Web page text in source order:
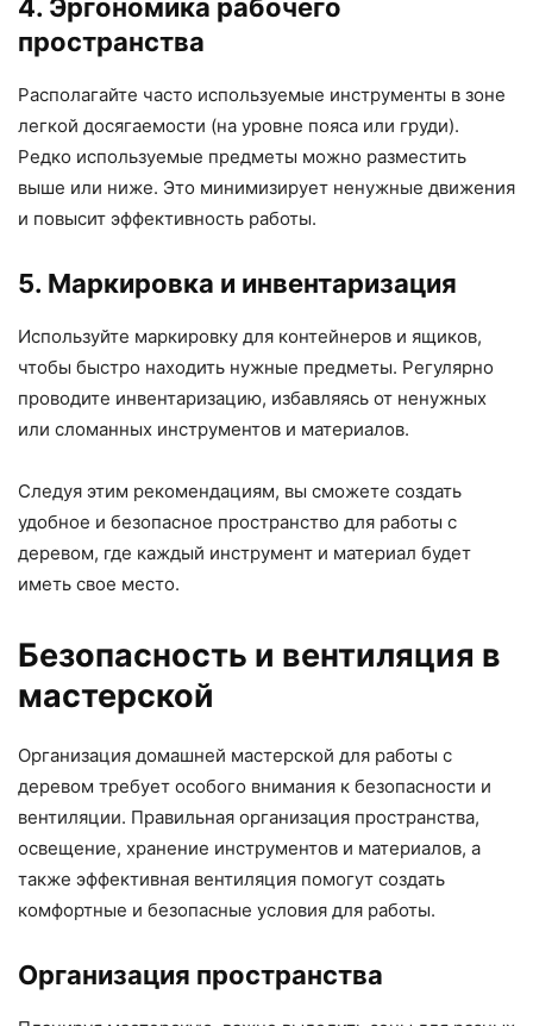
4. Эргономика рабочего
пространства
Располагайте часто используемые инструменты в зоне
легкой досягаемости (на уровне пояса или груди).
Редко используемые предметы можно разместить
выше или ниже. Это минимизирует ненужные движения
и повысит эффективность работы.
5. Маркировка и инвентаризация
Используйте маркировку для контейнеров и ящиков,
чтобы быстро находить нужные предметы. Регулярно
проводите инвентаризацию, избавляясь от ненужных
или сломанных инструментов и материалов.
Следуя этим рекомендациям, вы сможете создать
удобное и безопасное пространство для работы с
деревом, где каждый инструмент и материал будет
иметь свое место.
Безопасность и вентиляция в
мастерской
Организация домашней мастерской для работы с
деревом требует особого внимания к безопасности и
вентиляции. Правильная организация пространства,
освещение, хранение инструментов и материалов, а
также эффективная вентиляция помогут создать
комфортные и безопасные условия для работы.
Организация пространства